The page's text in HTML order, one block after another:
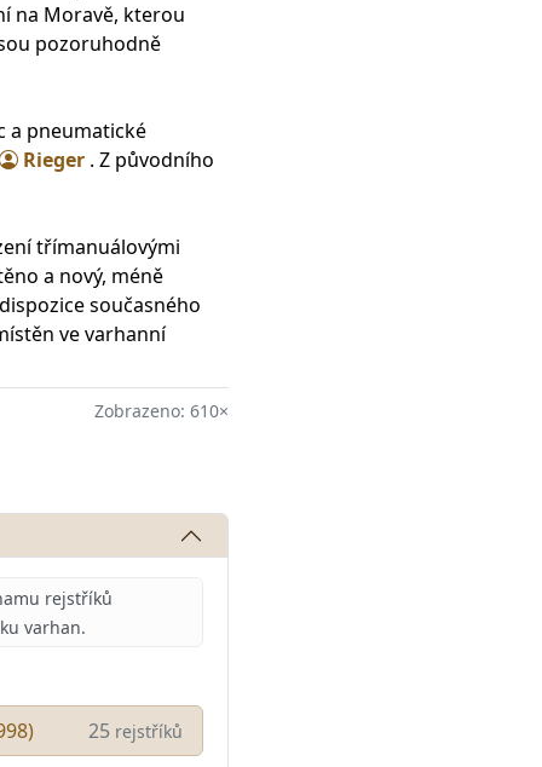
na Moravě, kterou
pozoruhodně
a pneumatické
Rieger . Z původního
třímanuálovými
a nový, méně
současného
ve varhanní
Zobrazeno: 610×
rejstříků
varhan.
25 rejstříků